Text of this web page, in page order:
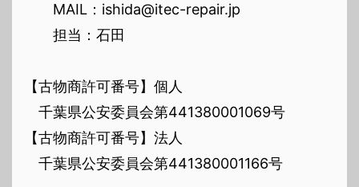
MAIL：ishida@itec-repair.jp
担当：石田
【古物商許可番号】個人
千葉県公安委員会第441380001069号
【古物商許可番号】法人
千葉県公安委員会第441380001166号